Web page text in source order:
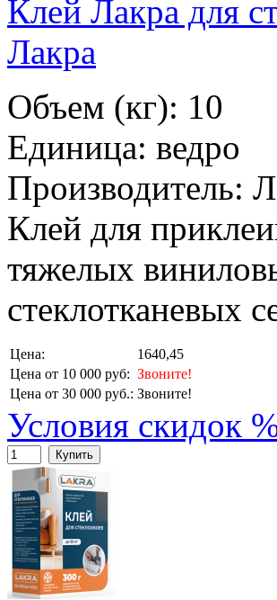
Клей Лакра для
Лакра
Объем (кг): 10
Единица: ведро
Производитель:
Клей для
тяжелых
стеклотканевых
Цена:
1640,45
Цена от 10 000 руб: Звоните!
Цена от 30 000 руб.: Звоните!
Условия скидок
Купить